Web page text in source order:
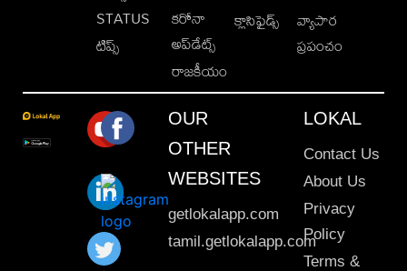
STATUS
టిప్స్
కరోనా
అప్‌డేట్స్
రాజకీయం
క్లాసిఫైడ్స్
వ్యాపార
ప్రపంచం
OUR
OTHER
WEBSITES
getlokalapp.com
tamil.getlokalapp.com
LOKAL
Contact Us
About Us
Privacy
Policy
Terms &